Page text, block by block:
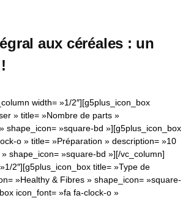
aux céréales : un
width= »1/2″][g5plus_icon_box
» title= »Nombre de parts »
shape_icon= »square-bd »][g5plus_icon_box
o » title= »Préparation » description= »10
shape_icon= »square-bd »][/vc_column]
2″][g5plus_icon_box title= »Type de
»Healthy & Fibres » shape_icon= »square-
icon_font= »fa fa-clock-o »